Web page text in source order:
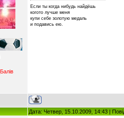
Балiв
Если ты когда нибудь найдёшь
когото лучше меня
купи себе золотую медаль
и подавись ею.
Дата: Четвер, 15.10.2009, 14:43 |